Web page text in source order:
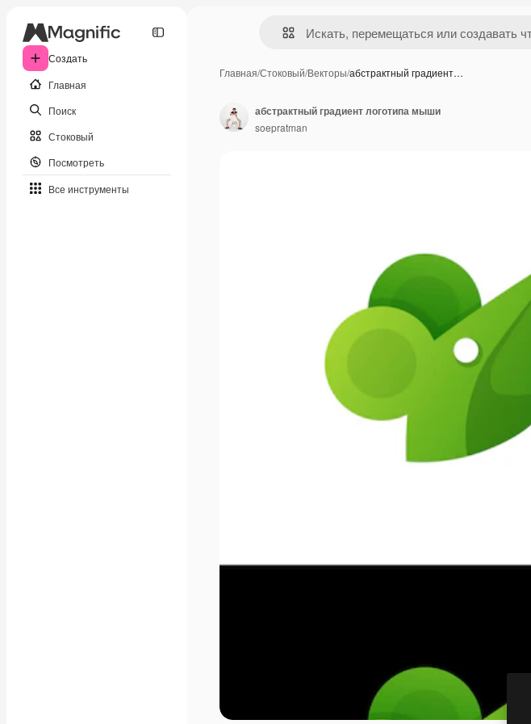
Создать
Главная
Поиск
Стоковый
Посмотреть
Все инструменты
Главная/Стоковый/Векторы/абстрактный градиент…
абстрактный градиент логотипа мыши
soepratman